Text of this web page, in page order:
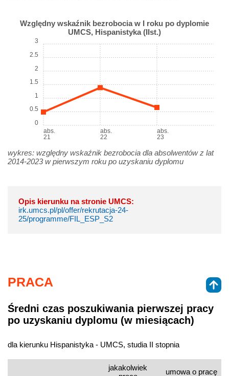
Względny wskaźnik bezrobocia w I roku po dyplomie
UMCS, Hispanistyka (IIst.)
abs.
21
abs.
22
abs.
23
0
0.5
1
1.5
2
2.5
3
wykres: względny wskaźnik bezrobocia dla absolwentów z lat
2014-2023 w pierwszym roku po uzyskaniu dyplomu
Opis kierunku na stronie UMCS:
irk.umcs.pl/pl/offer/rekrutacja-24-
25/programme/FIL_ESP_S2
PRACA
Średni czas poszukiwania pierwszej pracy
po uzyskaniu dyplomu (w miesiącach)
dla kierunku Hispanistyka - UMCS, studia II stopnia
jakakolwiek
umowa o pracę